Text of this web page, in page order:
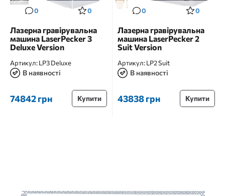
0 0
Лазерна гравірувальна
машина LaserPecker 3
Deluxe Version
Артикул:LP3 Deluxe
В наявності
74842 грн Купити
0 0
Лазерна гравірувальна
машина LaserPecker 2
Suit Version
Артикул:LP2 Suit
В наявності
43838 грн Купити